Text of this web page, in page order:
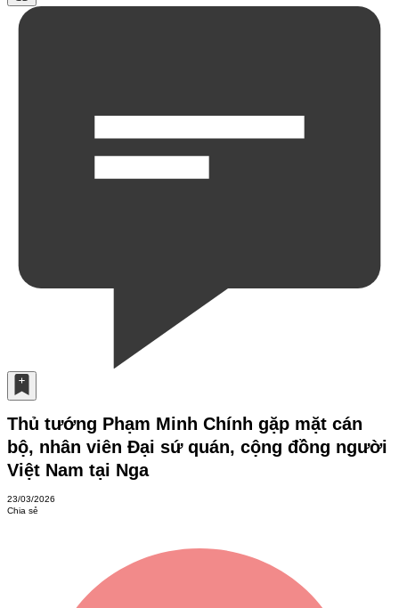
Thủ tướng Phạm Minh Chính gặp mặt cán
bộ, nhân viên Đại sứ quán, cộng đồng người
Việt Nam tại Nga
23/03/2026
Chia sẻ